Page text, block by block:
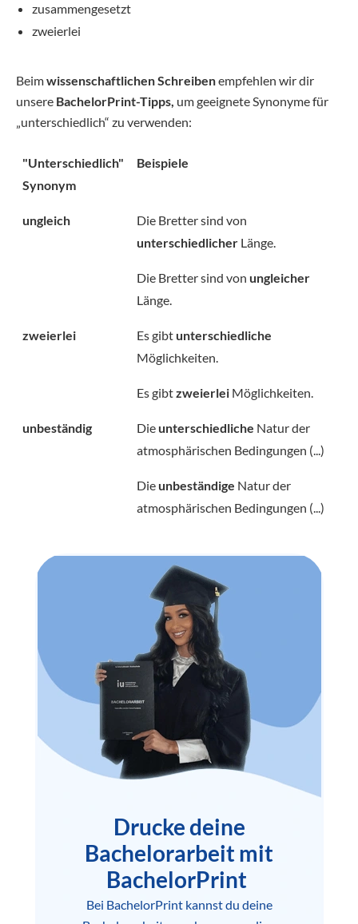
zusammengesetzt
zweierlei
Beimwissenschaftlichen Schreibenempfehlen wir dir
unsere BachelorPrint-Tipps, um geeignete Synonyme für
„unterschiedlich“ zu verwenden:
"Unterschiedlich"
Synonym
Beispiele
ungleich
Die Bretter sind von
unterschiedlicher Länge.
Die Bretter sind von ungleicher
Länge.
zweierlei Es gibt unterschiedliche
Möglichkeiten.
Es gibtzweierlei Möglichkeiten.
unbeständig Die unterschiedliche Natur der
atmosphärischen Bedingungen (...)
Die unbeständige Natur der
atmosphärischen Bedingungen (...)
Drucke deine
Bachelorarbeit mit
BachelorPrint
Bei BachelorPrint kannst du deine